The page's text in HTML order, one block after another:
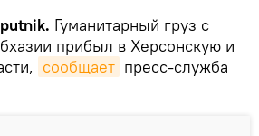
Гуманитарный груз с
прибыл в Херсонскую и
сообщает пресс-служба